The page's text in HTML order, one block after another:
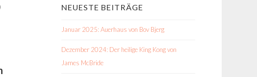
NEUESTE BEITRÄGE
Januar 2025: Auerhaus von Bov Bjerg
Dezember 2024: Der heilige King Kong von
James McBride